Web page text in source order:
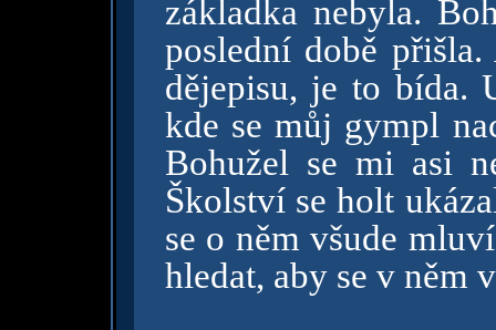
základka nebyla.
poslední době
dějepisu, je to bída.
kde se můj gympl
Bohužel se mi asi
Školství se holt
se o něm všude
hledat, aby se v něm